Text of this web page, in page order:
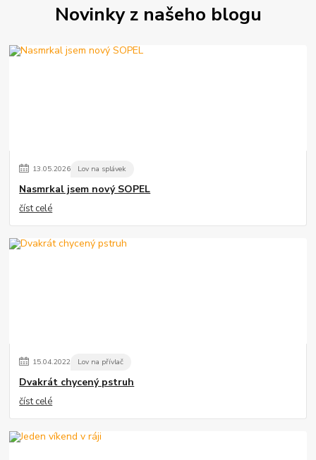
Novinky z našeho blogu
13.05.2026 Lov na splávek
Nasmrkal jsem nový SOPEL
číst celé
15.04.2022 Lov na přívlač
Dvakrát chycený pstruh
číst celé